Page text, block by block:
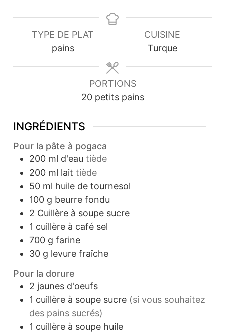
TYPE DE PLAT
pains
CUISINE
Turque
PORTIONS
20 petits pains
INGRÉDIENTS
Pour la pâte à pogaca
200 ml d'eau tiède
200 ml lait tiède
50 ml huile de tournesol
100 g beurre fondu
2 Cuillère à soupe sucre
1 cuillère à café sel
700 g farine
30 g levure fraîche
Pour la dorure
2 jaunes d'oeufs
1 cuillère à soupe sucre (si vous souhaitez
des pains sucrés)
1 cuillère à soupe huile